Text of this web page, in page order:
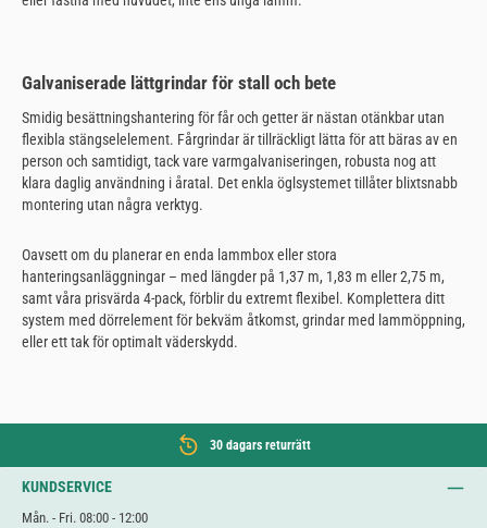
Galvaniserade lättgrindar för stall och bete
Smidig besättningshantering för får och getter är nästan otänkbar utan
flexibla stängselelement. Fårgrindar är tillräckligt lätta för att bäras av en
person och samtidigt, tack vare varmgalvaniseringen, robusta nog att
klara daglig användning i åratal. Det enkla öglsystemet tillåter blixtsnabb
montering utan några verktyg.
Oavsett om du planerar en enda lammbox eller stora
hanteringsanläggningar – med längder på 1,37 m, 1,83 m eller 2,75 m,
samt våra prisvärda 4-pack, förblir du extremt flexibel. Komplettera ditt
system med dörrelement för bekväm åtkomst, grindar med lammöppning,
eller ett tak för optimalt väderskydd.
30 dagars returrätt
KUNDSERVICE
Mån. - Fri. 08:00 - 12:00